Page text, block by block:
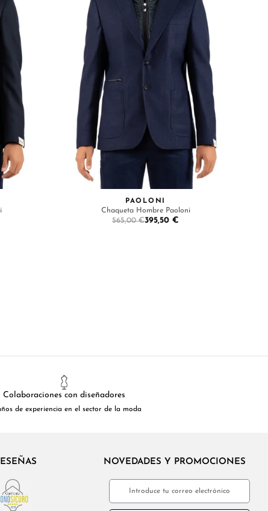
PAOLONI
Chaqueta Hombre Paoloni
565,00 €395,50 €
Colaboraciones con diseñadores
de experiencia en el sector de la moda
NOVEDADES Y PROMOCIONES